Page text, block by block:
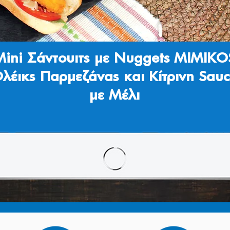
Σάντουιτς με Nuggets
Παρμεζάνας και Κίτρινη
με Μέλι